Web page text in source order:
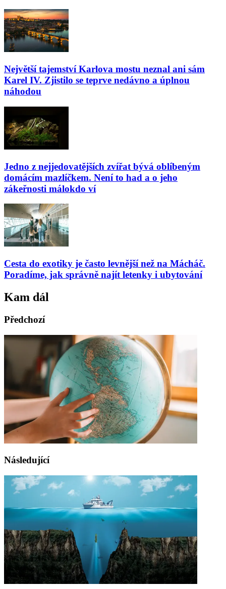
Největší tajemství Karlova mostu neznal ani sám
Karel IV. Zjistilo se teprve nedávno a úplnou
náhodou
Jedno z nejjedovatějších zvířat bývá oblíbeným
domácím mazlíčkem. Není to had a o jeho
zákeřnosti málokdo ví
Cesta do exotiky je často levnější než na Mácháč.
Poradíme, jak správně najít letenky i ubytování
Kam dál
Předchozí
Následující